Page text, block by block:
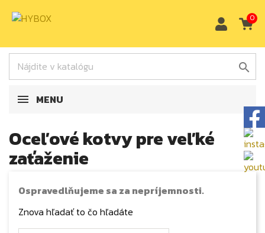

0
MENU
Oceľové kotvy pre veľké
zaťaženie
Ospravedlňujeme sa za nepríjemnosti.
Znova hľadať to čo hľadáte